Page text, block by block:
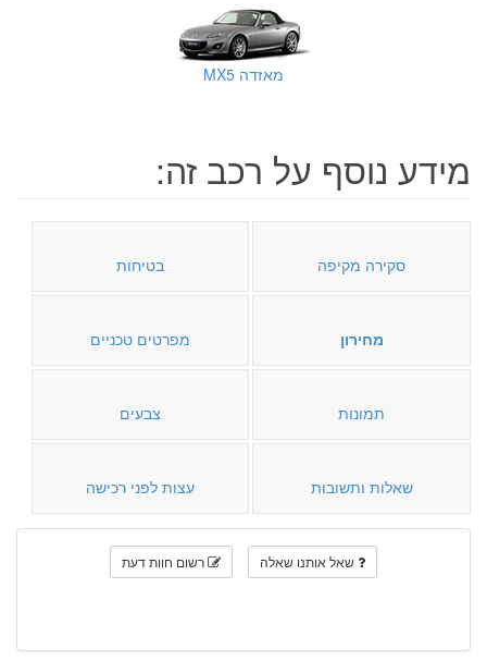
מאזדה MX5
מידע נוסף על רכב זה:
סקירה מקיפה בטיחות
מחירון מפרטים טכניים
תמונות צבעים
שאלות ותשובות עצות לפני רכישה
שאל אותנו שאלה רשום חוות דעת